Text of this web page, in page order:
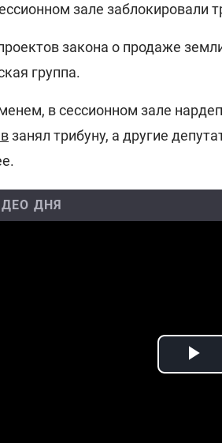
зале заблокировали
закона о продаже
группа.
в сессионном зале
занял трибуну, а другие
ДНЯ